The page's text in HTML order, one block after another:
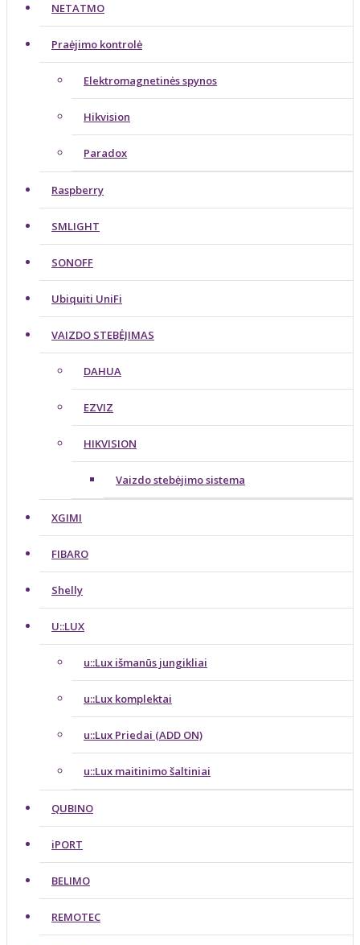
NETATMO
Praėjimo kontrolė
Elektromagnetinės spynos
Hikvision
Paradox
Raspberry
SMLIGHT
SONOFF
Ubiquiti UniFi
VAIZDO STEBĖJIMAS
DAHUA
EZVIZ
HIKVISION
Vaizdo stebėjimo sistema
XGIMI
FIBARO
Shelly
U::LUX
u::Lux išmanūs jungikliai
u::Lux komplektai
u::Lux Priedai (ADD ON)
u::Lux maitinimo šaltiniai
QUBINO
iPORT
BELIMO
REMOTEC